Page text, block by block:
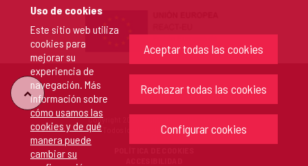
Uso de cookies
Este sitio web utiliza
cookies para
mejorar su
experiencia de
navegación. Más
información sobre
cómo usamos las
cookies y de qué
manera puede
cambiar su
Aceptar todas las cookies
Rechazar todas las cookies
Configurar cookies
en
nueva.
una
ventana
nueva.
una
ventana
nueva.
una
ventana
nueva.
"Volver
arriba"
Copyright 2026 - Junta de Castilla y León
Todos los derechos reservados.